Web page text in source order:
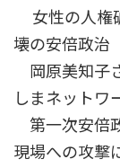
女性の人権
壊の安倍政治
岡原美知子
しまネットワ
第一次安倍
現場への攻撃